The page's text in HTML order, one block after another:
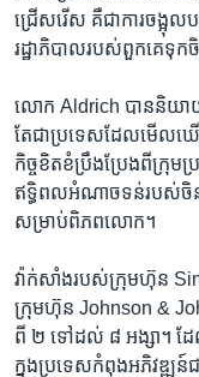
ជ្រើសរើស​ គឺ​ជា​ការ​ចង្អុល​
រដ្ឋាភិបាល​របស់​ពួកគេ​ទុក​
លោក Aldrich បាន​និយា
តែ​ជា​ប្រទេស​ដែល​មើល​ឃើ
កិច្ចខិតខំ​ប្រឹងប្រែង​ពី​ក្រុ
ឥទ្ធិពល​អំណាច​ទន់​របស់​ចិន
សម្រាប់​ពិភពលោក។
វ៉ាក់សាំង​របស់​ក្រុមហ៊ុន
ក្រុមហ៊ុន Johnson &
ពី ២ ទៅ​ដល់ ៨ អង្សា។ ដ
ក្នុង​ប្រទេស​កំពុង​អភិវឌ្ឍន៍​